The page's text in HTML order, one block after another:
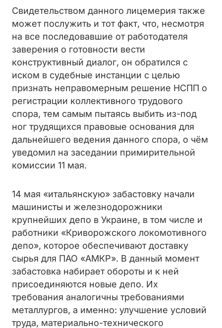
Свидетельством данного лицемерия также
может послужить и тот факт, что, несмотря
на все последовавшие от работодателя
заверения о готовности вести
конструктивный диалог, он обратился с
иском в судебные инстанции с целью
признать неправомерным решение НСПП о
регистрации коллективного трудового
спора, тем самым пытаясь выбить из-под
ног трудящихся правовые основания для
дальнейшего ведения данного спора, о чём
уведомил на заседании примирительной
комиссии 11 мая.
14 мая «итальянскую» забастовку начали
машинисты и железнодорожники
крупнейших депо в Украине, в том числе и
работники «Криворожского локомотивного
депо», которое обеспечивают доставку
сырья для ПАО «АМКР». В данный момент
забастовка набирает обороты и к ней
присоединяются новые депо. Их
требования аналогичны требованиями
металлургов, а именно: улучшение условий
труда, материально-технического